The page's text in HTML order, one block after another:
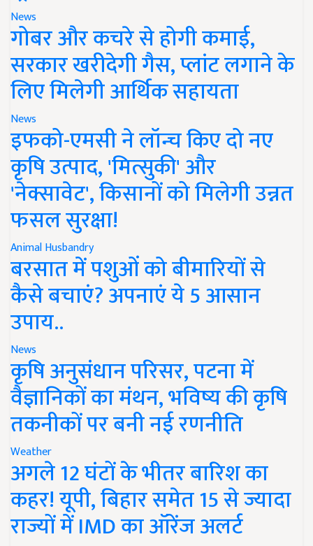
News
गोबर और कचरे से होगी कमाई,
सरकार खरीदेगी गैस, प्लांट लगाने के
लिए मिलेगी आर्थिक सहायता
News
इफको-एमसी ने लॉन्च किए दो नए
कृषि उत्पाद, 'मित्सुकी' और
'नेक्सावेट', किसानों को मिलेगी उन्नत
फसल सुरक्षा!
Animal Husbandry
बरसात में पशुओं को बीमारियों से
कैसे बचाएं? अपनाएं ये 5 आसान
उपाय..
News
कृषि अनुसंधान परिसर, पटना में
वैज्ञानिकों का मंथन, भविष्य की कृषि
तकनीकों पर बनी नई रणनीति
Weather
अगले 12 घंटों के भीतर बारिश का
कहर! यूपी, बिहार समेत 15 से ज्यादा
राज्यों में IMD का ऑरेंज अलर्ट